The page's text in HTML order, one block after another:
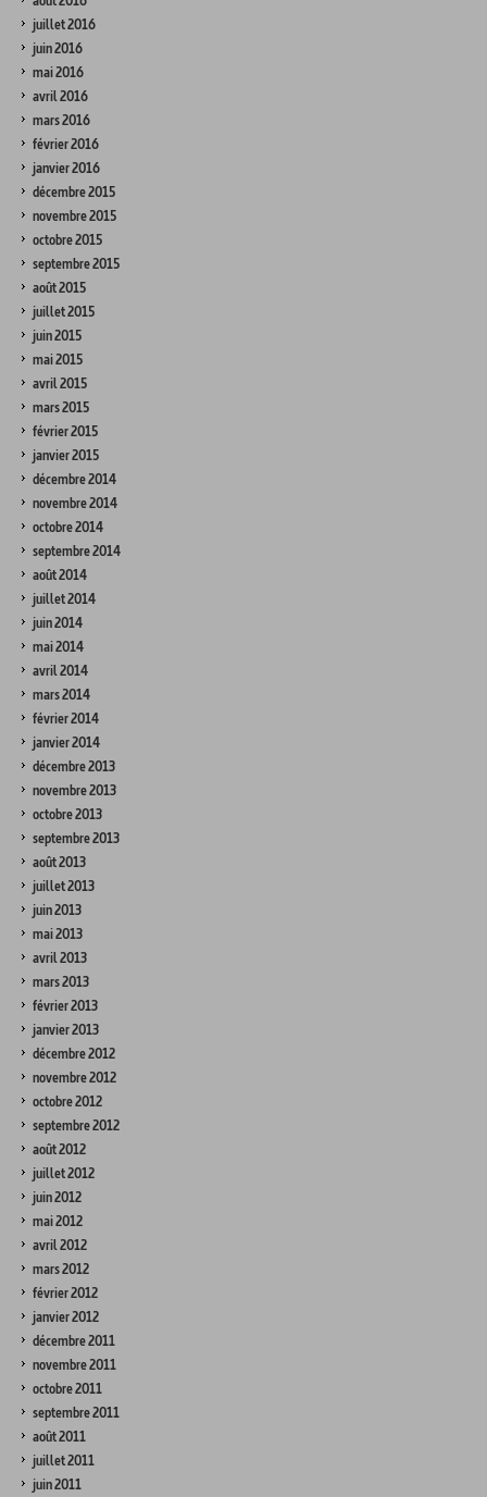
juillet 2016
juin 2016
mai 2016
avril 2016
mars 2016
février 2016
janvier 2016
décembre 2015
novembre 2015
octobre 2015
septembre 2015
août 2015
juillet 2015
juin 2015
mai 2015
avril 2015
mars 2015
février 2015
janvier 2015
décembre 2014
novembre 2014
octobre 2014
septembre 2014
août 2014
juillet 2014
juin 2014
mai 2014
avril 2014
mars 2014
février 2014
janvier 2014
décembre 2013
novembre 2013
octobre 2013
septembre 2013
août 2013
juillet 2013
juin 2013
mai 2013
avril 2013
mars 2013
février 2013
janvier 2013
décembre 2012
novembre 2012
octobre 2012
septembre 2012
août 2012
juillet 2012
juin 2012
mai 2012
avril 2012
mars 2012
février 2012
janvier 2012
décembre 2011
novembre 2011
octobre 2011
septembre 2011
août 2011
juillet 2011
juin 2011